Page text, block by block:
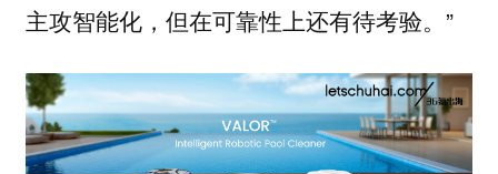
主攻智能化，但在可靠性上还有待考验。”